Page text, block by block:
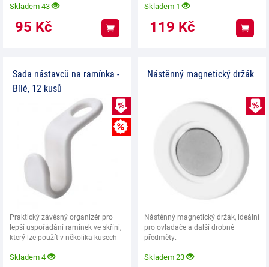
Skladem 43
95 Kč Koupit
Skladem 1
119 Kč
Sada nástavců na ramínka -
Bílé, 12 kusů
Praktický závěsný organizér pro
lepší uspořádání ramínek ve skříni,
který lze použít v několika kusech
MNOŽSTEVNÍ SLEVA
Skladem 4
Nástěnný magnetický držák
Nástěnný magnetický držák, ideální
pro ovladače a další drobné
předměty.
Skladem 23